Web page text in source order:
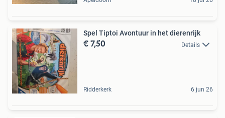
Spel Tiptoi Avontuur in het dierenrijk
€ 7,50 Details
Ridderkerk 6 jun 26